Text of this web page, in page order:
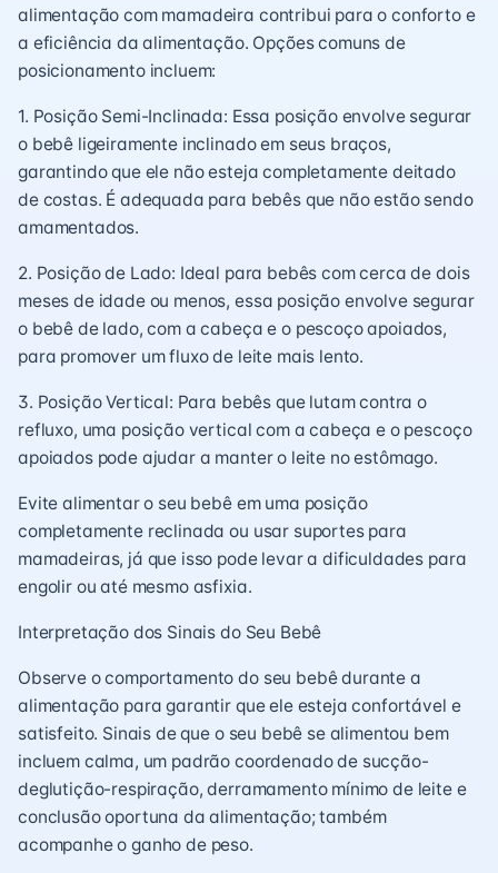
alimentação com mamadeira contribui para o conforto e
a eficiência da alimentação. Opções comuns de
posicionamento incluem:
1. Posição Semi-Inclinada: Essa posição envolve segurar
o bebê ligeiramente inclinado em seus braços,
garantindo que ele não esteja completamente deitado
de costas. É adequada para bebês que não estão sendo
amamentados.
2. Posição de Lado: Ideal para bebês com cerca de dois
meses de idade ou menos, essa posição envolve segurar
o bebê de lado, com a cabeça e o pescoço apoiados,
para promover um fluxo de leite mais lento.
3. Posição Vertical: Para bebês que lutam contra o
refluxo, uma posição vertical com a cabeça e o pescoço
apoiados pode ajudar a manter o leite no estômago.
Evite alimentar o seu bebê em uma posição
completamente reclinada ou usar suportes para
mamadeiras, já que isso pode levar a dificuldades para
engolir ou até mesmo asfixia.
Interpretação dos Sinais do Seu Bebê
Observe o comportamento do seu bebê durante a
alimentação para garantir que ele esteja confortável e
satisfeito. Sinais de que o seu bebê se alimentou bem
incluem calma, um padrão coordenado de sucção-
deglutição-respiração, derramamento mínimo de leite e
conclusão oportuna da alimentação; também
acompanhe o ganho de peso.